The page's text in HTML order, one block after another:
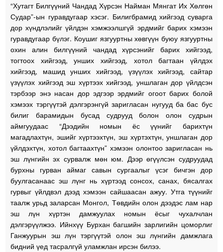
“Хутагт Билгүүний Чандад Хүрсэн Найман Мянгат Их Хөлгөн
Судар”-ын гуравдугаар хэсэг. Билигбрамид хийгээд суварга
дор хүндлэлийг үйлдэн хэмжээлшгүй эрдмийг барих хэмээн
гуравдугаар бүлэг. Коушиг язгууртны хөвгүүн буюу язгууртны
охин алин билгүүний чандад хүрсэнийг барих хийгээд,
тогтоох хийгээд, унших хийгээд, хотол багтаан үйлдэх
хийгээд, машид унших хийгээд, үзүүлэх хийгээд, сайтар
үзүүлэх хийгээд эш хүртээх хийгээд, уншлаган дор үйлдсэн
тэрбээр энэ насан дор эдгээр эрдмийг огоот барих болой
хэмээх тэргүүтэй дэлгэрэнгүй заригласан нугууд ба бас бус
билиг барамидын бусад судрууд болон олон судрын
аймгуудаас “Дээдийн номын ёс үүнийг барихтүн
магадлахтүн, эшийг хүртээхтүн, эш хүртэхтүн, уншлаган дор
үйлдэхтүн, хотол багтаахтүн” хэмээн олонтоо заригласан нь
эш лүнгийн эх сурвалж мөн юм. Дээр өгүүлсэн судруудад
бурхны гурван аймаг савын сургаалыг үсэг бичгэн дор
буулгасанаас эш лүнг нь хүртээд сонсох, санах, бясалгах
гурвыг үйлдвэл дээд хэмээн сайшаасан ажуу. Утга түүнийг
таалж урьд заларсан Монгол, Төвдийн олон дээдэс лам нар
эш лүн хүртэн дамжуулах номын ёсыг чухалчлан
дэлгэрүүлжээ. Ийнхүү Бурхан багшийн зарлигийн цоморлиг
Ганжуурын эш лүн тэргүүтэй олон эш лүнгийн дамжлага
бидний үед тасралгүй уламжлан ирсэн билээ.